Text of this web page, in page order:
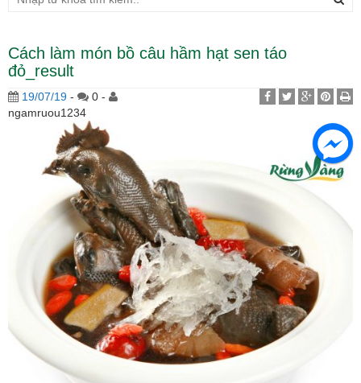
Cách làm món bồ câu hầm hạt sen táo
đỏ_result
19/07/19 -
0 -
ngamruou1234